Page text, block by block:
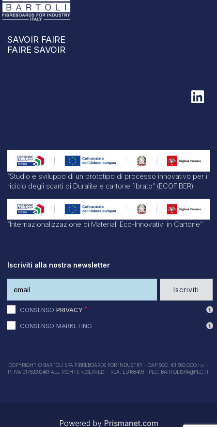
SAVOIR FAIRE
FAIRE SAVOIR
“Studio e sviluppo di un prototipo di processo innovativo per il
riciclo degli scarti di Duralite e cartone fibrato” (ECOFIBER)
“Internazionalizzazione di Materiali Eco-Innovativi in Cartone”
Iscriviti alla nostra newsletter
Iscriviti
CONSENSO PRIVACY
CONSENSO MARKETING
COPYRIGHT O BARTOLI SPA FIBREBOARDS FOR INDUSTRY - CAP.SOC. €1.560.OOO I.v. -
P. IVA 01753090461 ALL RIGHTS RESERVED. - REA: LU168409 - PEC: BARTOLISPA@PEC.IT
Powered by Prismanet.com